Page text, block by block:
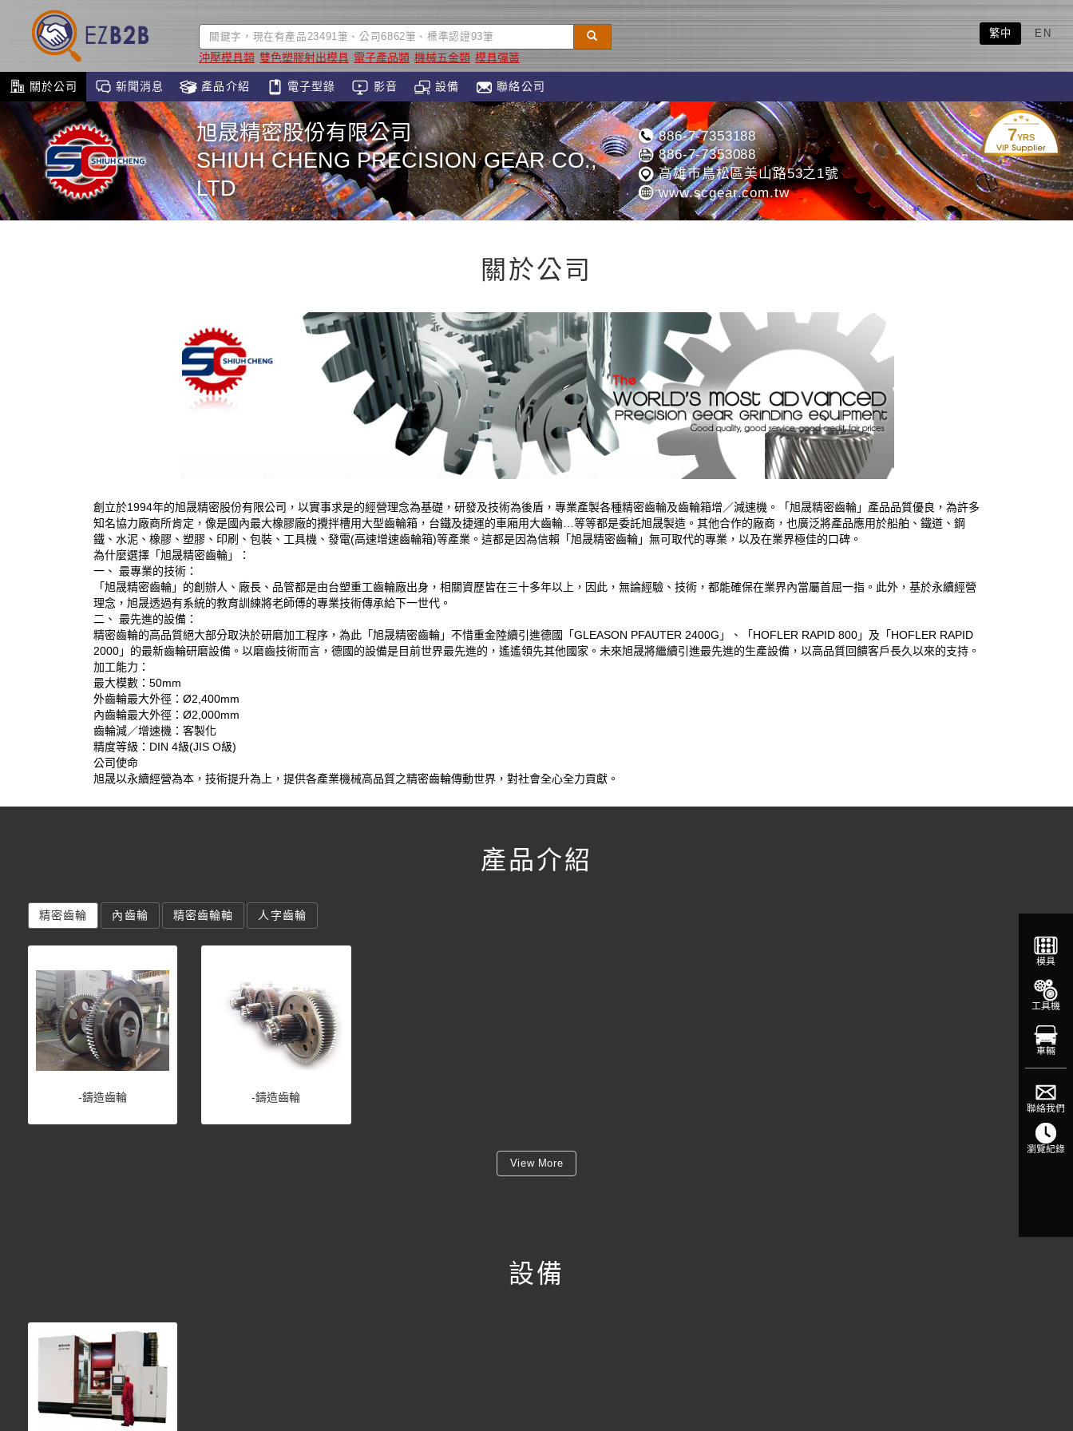
沖壓模具類 雙色塑膠射出模具 電子產品類 機械五金類 模具彈簧
繁中 EN
關於公司 新聞消息 產品介紹 電子型錄 影音 設備 聯絡公司
7YRS
旭晟精密股份有限公司
SHIUH CHENG PRECISION GEAR CO.,
LTD
886-7-7353188
886-7-7353088
高雄市鳥松區美山路53之1號
www.scgear.com.tw
關於公司
創立於1994年的旭晟精密股份有限公司，以實事求是的經營理念為基礎，研發及技術為後盾，專業產製各種精密齒輪及齒輪箱增／減速機。「旭晟精密齒輪」產品品質優良，為許多
知名協力廠商所肯定，像是國內最大橡膠廠的攪拌槽用大型齒輪箱，台鐵及捷運的車廂用大齒輪…等等都是委託旭晟製造。其他合作的廠商，也廣泛將產品應用於船舶、鐵道、鋼
鐵、水泥、橡膠、塑膠、印刷、包裝、工具機、發電(高速增速齒輪箱)等產業。這都是因為信賴「旭晟精密齒輪」無可取代的專業，以及在業界極佳的口碑。
為什麼選擇「旭晟精密齒輪」：
一、 最專業的技術：
「旭晟精密齒輪」的創辦人、廠長、品管都是由台塑重工齒輪廠出身，相關資歷皆在三十多年以上，因此，無論經驗、技術，都能確保在業界內當屬首屈一指。此外，基於永續經營
理念，旭晟透過有系統的教育訓練將老師傅的專業技術傳承給下一世代。
二、 最先進的設備：
精密齒輪的高品質絕大部分取決於研磨加工程序，為此「旭晟精密齒輪」不惜重金陸續引進德國「GLEASON PFAUTER 2400G」、「HOFLER RAPID 800」及「HOFLER RAPID
2000」的最新齒輪研磨設備。以磨齒技術而言，德國的設備是目前世界最先進的，遙遙領先其他國家。未來旭晟將繼續引進最先進的生產設備，以高品質回饋客戶長久以來的支持。
加工能力：
最大模數：50mm
外齒輪最大外徑：Ø2,400mm
內齒輪最大外徑：Ø2,000mm
齒輪減／增速機：客製化
精度等級：DIN 4級(JIS O級)
公司使命
旭晟以永續經營為本，技術提升為上，提供各產業機械高品質之精密齒輪傳動世界，對社會全心全力貢獻。
產品介紹
精密齒輪 內齒輪 精密齒輪軸 人字齒輪
-鑄造齒輪 -鑄造齒輪
View More
設備
模具
工具機
車輛
聯絡我們
瀏覽紀錄